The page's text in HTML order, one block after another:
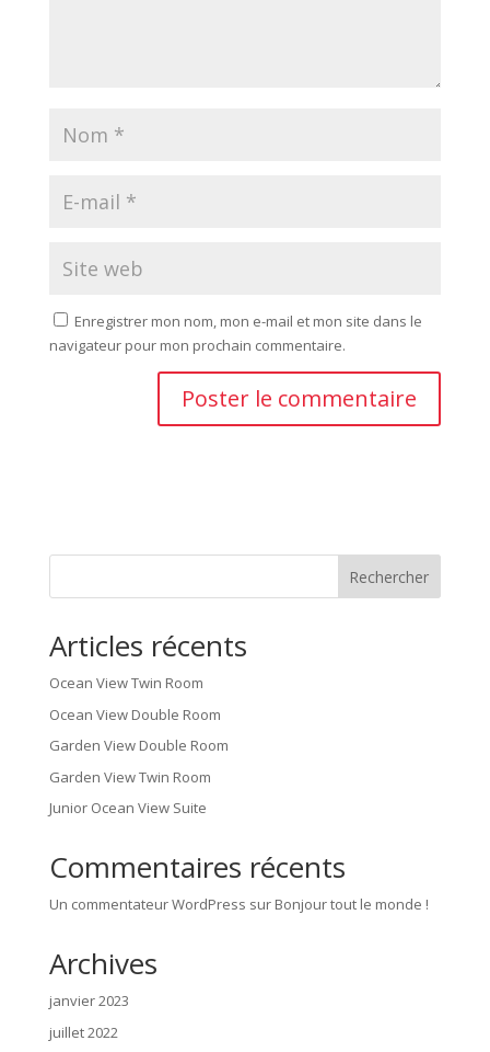
Enregistrer mon nom, mon e-mail et mon site dans le
navigateur pour mon prochain commentaire.
Rechercher
Articles récents
Ocean View Twin Room
Ocean View Double Room
Garden View Double Room
Garden View Twin Room
Junior Ocean View Suite
Commentaires récents
Un commentateur WordPress sur Bonjour tout le monde !
Archives
janvier 2023
juillet 2022